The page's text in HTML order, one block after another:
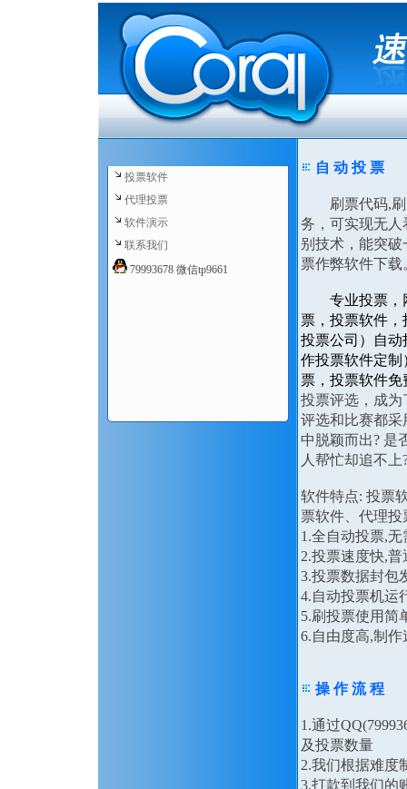
投票软件
代理投票
软件演示
联系我们
79993678 微信tp9661
自 动 投 票
刷票代码,刷
务，可实现无
别技术，能突
票作弊软件下载
专业投票，
票，投票软件
投票公司）自
作投票软件定制
票，投票软件免
投票评选，成
评选和比赛都
中脱颖而出? 是
人帮忙却追不上
软件特点: 投票
票软件、代理投
1.全自动投票,
2.投票速度快,
3.投票数据封包
4.自动投票机运
5.刷投票使用简
6.自由度高,制
操 作 流 程
1.通过
及投票数量
2.我们根据难度
3.打款到我们的